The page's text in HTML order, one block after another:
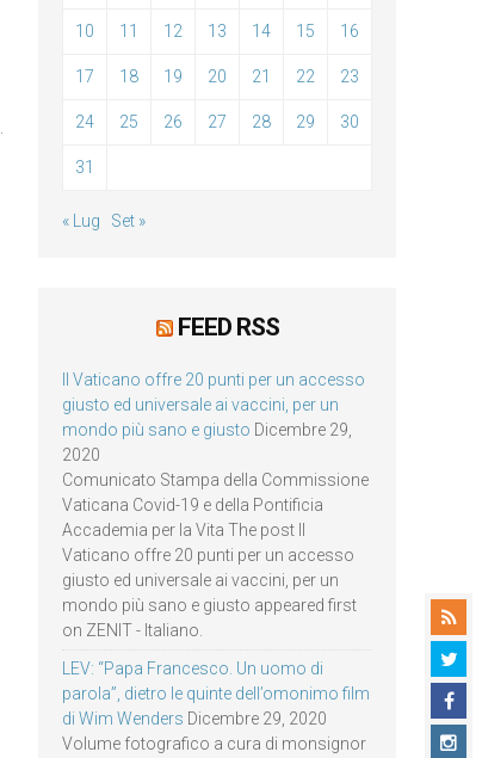
10 11 12 13 14 15 16
17 18 19 20 21 22 23
24 25 26 27 28 29 30
31
« Lug Set »
FEED RSS
Il Vaticano offre 20 punti per un accesso
giusto ed universale ai vaccini, per un
mondo più sano e giusto Dicembre 29,
2020
Comunicato Stampa della Commissione
Vaticana Covid-19 e della Pontificia
Accademia per la Vita The post Il
Vaticano offre 20 punti per un accesso
giusto ed universale ai vaccini, per un
mondo più sano e giusto appeared first
on ZENIT - Italiano.
LEV: “Papa Francesco. Un uomo di
parola”, dietro le quinte dell’omonimo film
di Wim Wenders Dicembre 29, 2020
Volume fotografico a cura di monsignor